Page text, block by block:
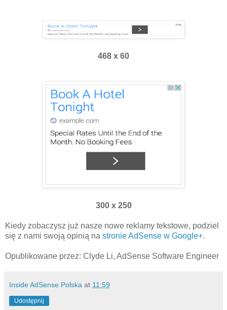
468 x 60
300 x 250
Kiedy zobaczysz już nasze nowe reklamy tekstowe, podziel
się z nami swoją opinią na stronie AdSense w Google+.
Opublikowane przez: Clyde Li, AdSense Software Engineer
Inside AdSense Polska at 11:59
Udostępnij